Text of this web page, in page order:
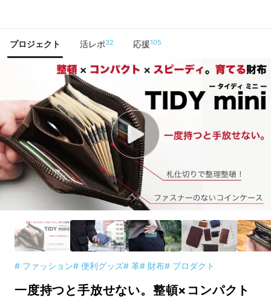
プロジェクト 活レポ32 応援105
# ファッション# 便利グッズ# 革# 財布# プロダクト
一度持つと手放せない。整頓×コンパクト